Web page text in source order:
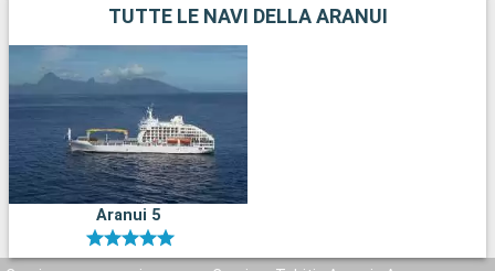
TUTTE LE NAVI DELLA ARANUI
Aranui 5